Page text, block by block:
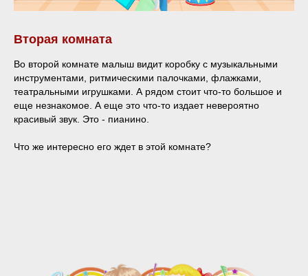
Вторая комната
Во второй комнате малыш видит коробку с музыкальными
инструментами, ритмическими палочками, флажками,
театральными игрушками. А рядом стоит что-то большое и
еще незнакомое. А еще это что-то издает невероятно
красивый звук. Это - пианино.
Что же интересно его ждет в этой комнате?